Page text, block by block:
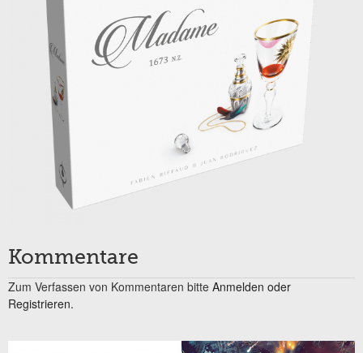
Kommentare
Zum Verfassen von Kommentaren bitte Anmelden oder
Registrieren.